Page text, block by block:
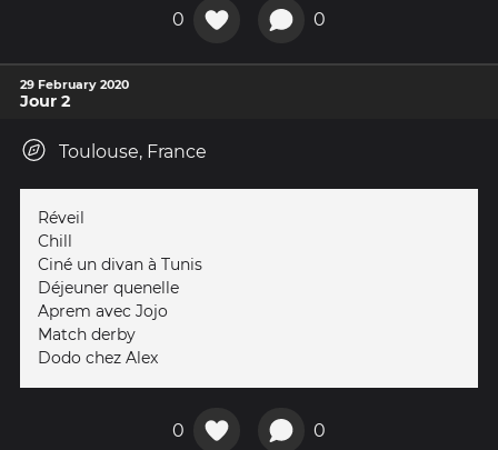
0 0
29 February 2020
Jour 2
Toulouse, France
Réveil
Chill
Ciné un divan à Tunis
Déjeuner quenelle
Aprem avec Jojo
Match derby
Dodo chez Alex
0 0